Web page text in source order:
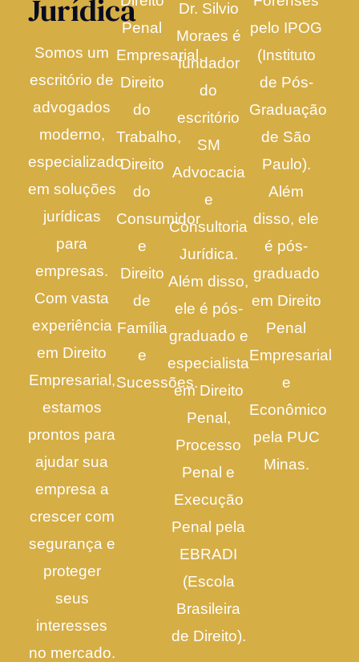
Jurídica
Somos um
escritório de
advogados
moderno,
especializado
em soluções
jurídicas
para
empresas.
Com vasta
experiência
em Direito
Empresarial,
estamos
prontos para
ajudar sua
empresa a
crescer com
segurança e
proteger
seus
interesses
no mercado.
Penal
Empresarial,
Direito
do
Trabalho,
Direito
do
Consumidor
e
Direito
de
Família
e
Sucessões.
Dr. Silvio
Moraes é
fundador
do
escritório
SM
Advocacia
e
Consultoria
Jurídica.
Além disso,
ele é pós-
graduado e
especialista
em Direito
Penal,
Processo
Penal e
Execução
Penal pela
EBRADI
(Escola
Brasileira
de Direito).
pelo IPOG
(Instituto
de Pós-
Graduação
de São
Paulo).
Além
disso, ele
é pós-
graduado
em Direito
Penal
Empresarial
e
Econômico
pela PUC
Minas.